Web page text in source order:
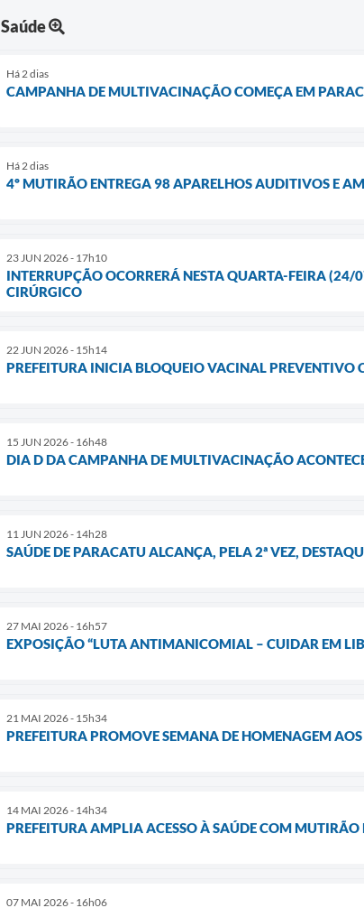
Saúde
Há 2 dias
CAMPANHA DE MULTIVACINAÇÃO COMEÇA EM
Há 2 dias
4º MUTIRÃO ENTREGA 98 APARELHOS AUDITIVOS E
23 JUN 2026 - 17h10
INTERRUPÇÃO OCORRERÁ NESTA QUARTA-FEIRA
CIRÚRGICO
22 JUN 2026 - 15h14
PREFEITURA INICIA BLOQUEIO VACINAL
15 JUN 2026 - 16h48
DIA D DA CAMPANHA DE MULTIVACINAÇÃO
11 JUN 2026 - 14h28
SAÚDE DE PARACATU ALCANÇA, PELA 2ª VEZ,
27 MAI 2026 - 16h57
EXPOSIÇÃO “LUTA ANTIMANICOMIAL – CUIDAR EM
21 MAI 2026 - 15h34
PREFEITURA PROMOVE SEMANA DE HOMENAGEM
14 MAI 2026 - 14h34
PREFEITURA AMPLIA ACESSO À SAÚDE COM
07 MAI 2026 - 16h06